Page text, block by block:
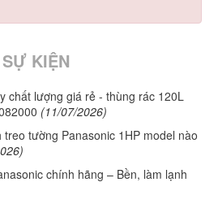
KIỆN
chất lượng giá rẻ - thùng rác 120L
(11/07/2026)
tường Panasonic 1HP model nào
chính hãng – Bền, làm lạnh